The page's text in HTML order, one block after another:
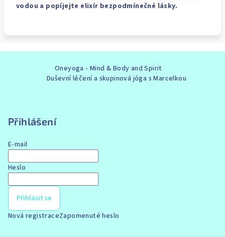
vodou a popíjejte elixír bezpodmínečné lásky.
Oneyoga - Mind & Body and Spirit
Duševní léčení a skupinová jóga s Marcelkou
Přihlášení
E-mail
Heslo
Přihlásit se
Nová registraceZapomenuté heslo